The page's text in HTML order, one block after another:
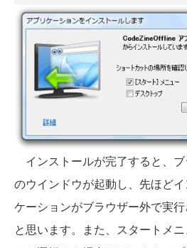
インストールが完了すると、
のウインドウが起動し、先ほど
ケーションがブラウザー外で実
と思います。また、スタートメ